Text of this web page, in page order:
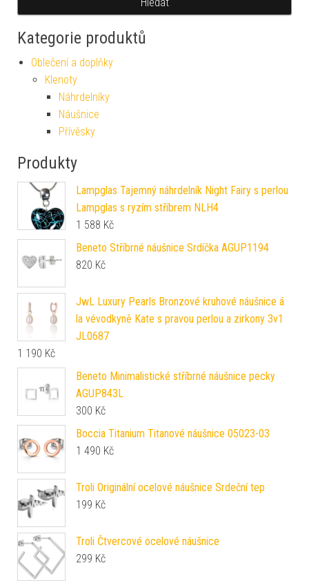
Kategorie produktů
Oblečení a doplňky
Klenoty
Náhrdelníky
Náušnice
Přívěsky
Produkty
Lampglas Tajemný náhrdelník Night Fairy s perlou
Lampglas s ryzím stříbrem NLH4
1 588 Kč
Beneto Stříbrné náušnice Srdíčka AGUP1194
820 Kč
JwL Luxury Pearls Bronzové kruhové náušnice á
la vévodkyně Kate s pravou perlou a zirkony 3v1
JL0687
1 190 Kč
Beneto Minimalistické stříbrné náušnice pecky
AGUP843L
300 Kč
Boccia Titanium Titanové náušnice 05023-03
1 490 Kč
Troli Originální ocelové náušnice Srdeční tep
199 Kč
Troli Čtvercové ocelové náušnice
299 Kč